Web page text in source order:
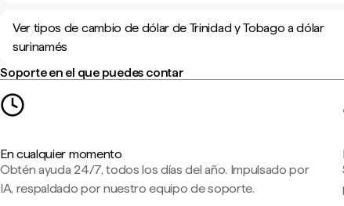
Ver tipos de cambio de dólar de Trinidad y Tobago a dólar
surinamés
Soporte en el que puedes contar
En cualquier momento
Obtén ayuda 24/7, todos los días del año. Impulsado por
IA, respaldado por nuestro equipo de soporte.